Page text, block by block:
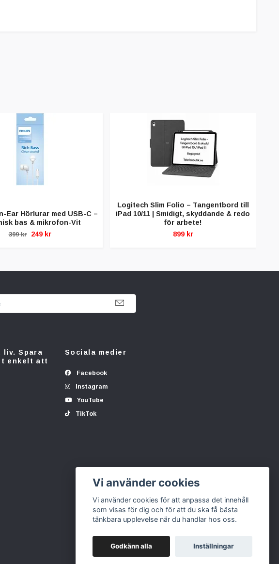
Ear Hörlurar med USB-C –
bas & mikrofon-Vit
399 kr 249 kr
Logitech Slim Folio – Tangentbord till
iPad 10/11 | Smidigt, skyddande & redo
för arbete!
899 kr
liv. Spara
enkelt att
Sociala medier
Facebook
Instagram
YouTube
TikTok
Vi använder cookies
Vi använder cookies för att anpassa det innehåll
som visas för dig och för att du ska få bästa
tänkbara upplevelse när du handlar hos oss.
Godkänn alla Inställningar